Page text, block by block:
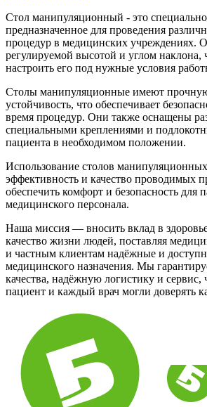
Стол манипуляционный - это
предназначенное для проведения
процедур в медицинских учреждениях.
регулируемой высотой и углом наклона,
настроить его под нужные условия
Столы манипуляционные имеют
устойчивость, что обеспечивает
время процедур. Они также оснащены
специальными креплениями и
пациента в необходимом положении.
Использование столов
эффективность и качество проводимых
обеспечить комфорт и безопасность для
медицинского персонала.
Наша миссия — вносить вклад в
качество жизни людей, поставляя
и частным клиентам надёжные и
медицинского назначения. Мы
качества, надёжную логистику и
пациент и каждый врач могли доверять